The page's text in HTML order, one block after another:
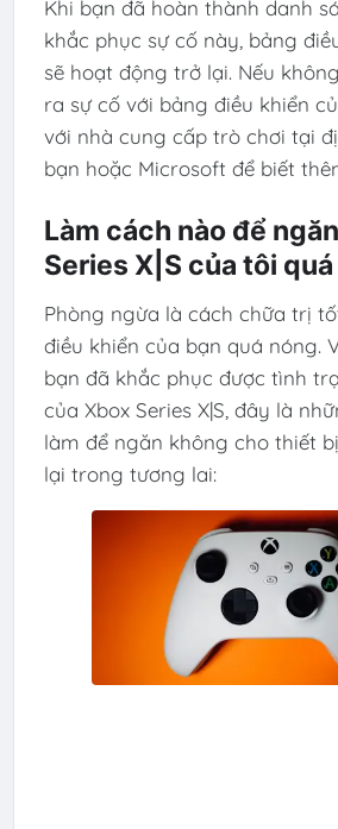
Khi bạn đã hoàn thành danh
khắc phục sự cố này, bảng
sẽ hoạt động trở lại. Nếu
ra sự cố với bảng điều khiển
với nhà cung cấp trò chơi tại
bạn hoặc Microsoft để biết
Làm cách nào để
Series X|S của tôi
Phòng ngừa là cách chữa trị
điều khiển của bạn quá nóng.
bạn đã khắc phục được tình
của Xbox Series X|S, đây là
làm để ngăn không cho thiết
lại trong tương lai: